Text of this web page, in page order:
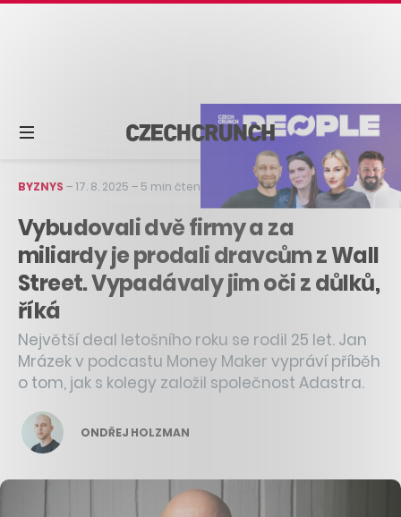
BYZNYS –17. 8. 2025 – 5 min čtení
Vybudovali dvě firmy a za
miliardy je prodali dravcům z Wall
Street. Vypadávaly jim oči z důlků,
říká
Největší deal letošního roku se rodil 25 let. Jan
Mrázek v podcastu Money Maker vypráví příběh
o tom, jak s kolegy založil společnost Adastra.
ONDŘEJ HOLZMAN